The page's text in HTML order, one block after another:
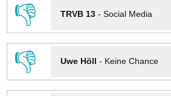
👎
TRVB 13- Social Media
👎
Uwe Höll - Keine Chance